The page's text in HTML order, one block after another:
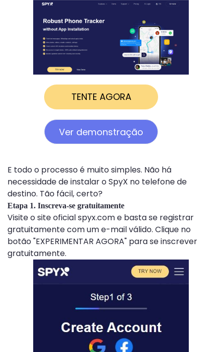
TENTE AGORA
Ver demonstração
E todo o processo é muito simples. Não há
necessidade de instalar o SpyX no telefone de
destino. Tão fácil, certo?
Etapa 1. Inscreva-se gratuitamente
Visite o site oficial spyx.com e basta se registrar
gratuitamente com um e-mail válido. Clique no
botão "EXPERIMENTAR AGORA" para se inscrever
gratuitamente.